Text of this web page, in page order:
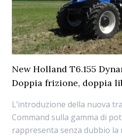
New Holland T6.155
Doppia frizione, doppia
L’introduzione della nuova
Command sulla gamma di
rappresenta senza dubbio